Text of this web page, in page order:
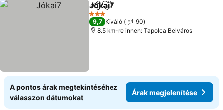
MegosztásHozzáadás a kedvencekhez
Jókai7
3 Kategória
9,7 Kiváló
90
8.5 km-re innen: Tapolca Belváros
A pontos árak megtekintéséhez
válasszon dátumokat
Árak megjelenítése